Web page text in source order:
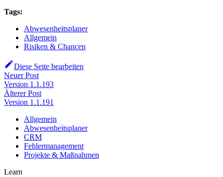
Tags:
Abwesenheitsplaner
Allgemein
Risiken & Chancen
Diese Seite bearbeiten
Neuer Post
Version 1.1.193
Älterer Post
Version 1.1.191
Allgemein
Abwesenheitsplaner
CRM
Fehlermanagement
Projekte & Maßnahmen
Learn